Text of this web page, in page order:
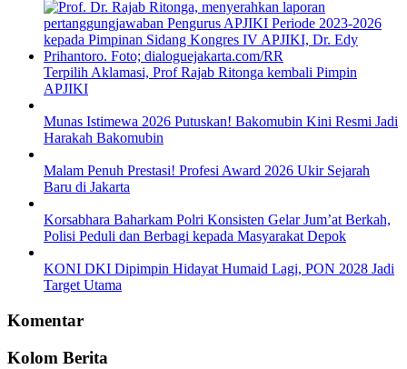
Terpilih Aklamasi, Prof Rajab Ritonga kembali Pimpin
APJIKI
Munas Istimewa 2026 Putuskan! Bakomubin Kini Resmi Jadi
Harakah Bakomubin
Malam Penuh Prestasi! Profesi Award 2026 Ukir Sejarah
Baru di Jakarta
Korsabhara Baharkam Polri Konsisten Gelar Jum’at Berkah,
Polisi Peduli dan Berbagi kepada Masyarakat Depok
KONI DKI Dipimpin Hidayat Humaid Lagi, PON 2028 Jadi
Target Utama
Komentar
Kolom Berita